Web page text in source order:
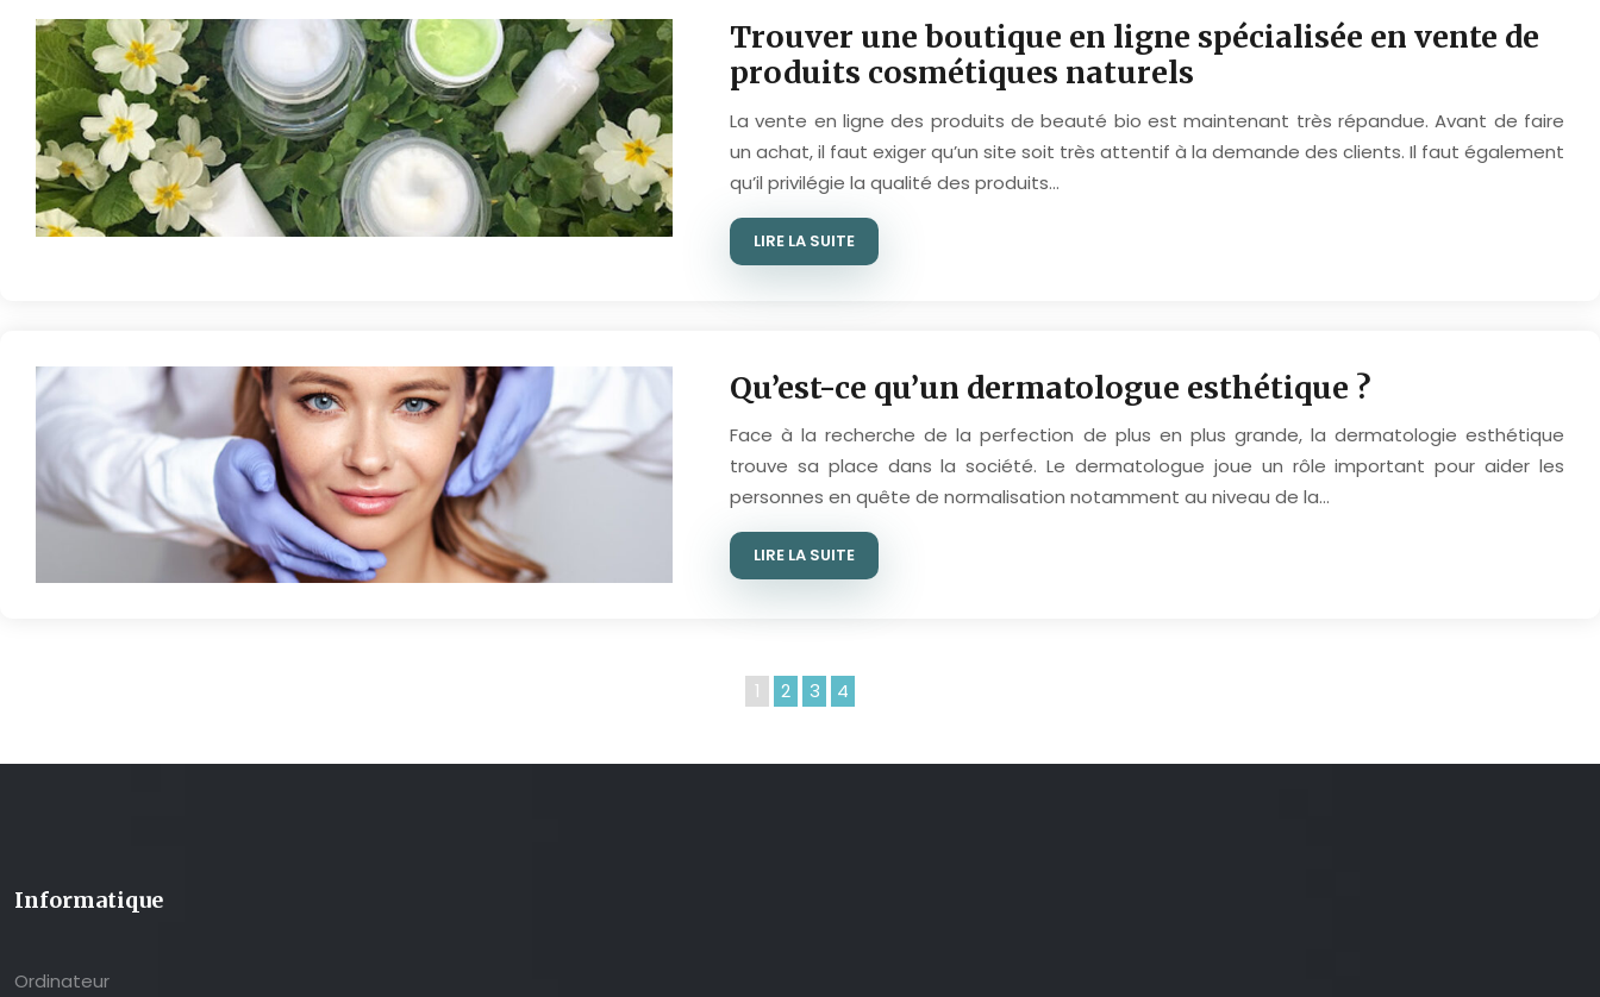
Trouver une boutique en ligne spécialisée en vente de
produits cosmétiques naturels
La vente en ligne des produits de beauté bio est maintenant très répandue. Avant de faire
un achat, il faut exiger qu’un site soit très attentif à la demande des clients. Il faut également
qu’il privilégie la qualité des produits…
LIRE LA SUITE
Qu’est-ce qu’un dermatologue esthétique ?
Face à la recherche de la perfection de plus en plus grande, la dermatologie esthétique
trouve sa place dans la société. Le dermatologue joue un rôle important pour aider les
personnes en quête de normalisation notamment au niveau de la…
LIRE LA SUITE
1 2 3 4
Informatique
Ordinateur